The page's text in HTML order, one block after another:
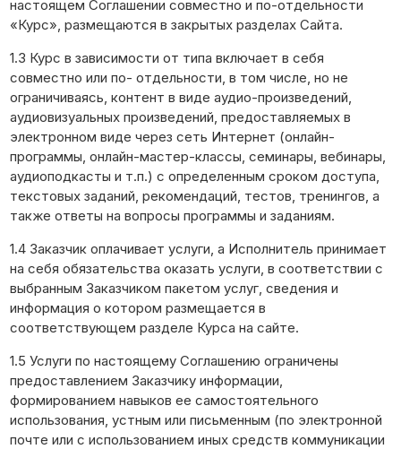
настоящем Соглашении совместно и по-отдельности
«Курс», размещаются в закрытых разделах Сайта.
1.3 Курс в зависимости от типа включает в себя
совместно или по- отдельности, в том числе, но не
ограничиваясь, контент в виде аудио-произведений,
аудиовизуальных произведений, предоставляемых в
электронном виде через сеть Интернет (онлайн-
программы, онлайн-мастер-классы, семинары, вебинары,
аудиоподкасты и т.п.) с определенным сроком доступа,
текстовых заданий, рекомендаций, тестов, тренингов, а
также ответы на вопросы программы и заданиям.
1.4 Заказчик оплачивает услуги, а Исполнитель принимает
на себя обязательства оказать услуги, в соответствии с
выбранным Заказчиком пакетом услуг, сведения и
информация о котором размещается в
соответствующем разделе Курса на сайте.
1.5 Услуги по настоящему Соглашению ограничены
предоставлением Заказчику информации,
формированием навыков ее самостоятельного
использования, устным или письменным (по электронной
почте или с использованием иных средств коммуникации